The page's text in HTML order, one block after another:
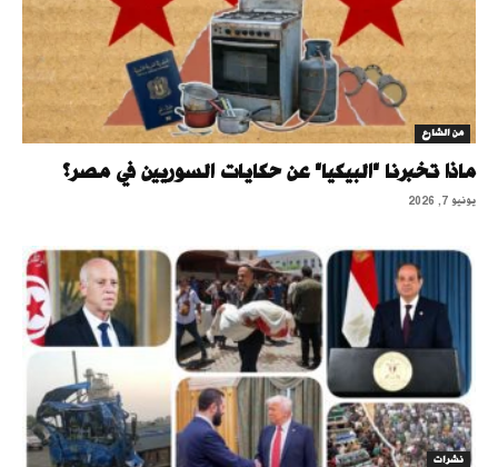
من الشارع
ماذا تخبرنا "البيكيا" عن حكايات السوريين في مصر؟
يونيو 7, 2026
نشرات